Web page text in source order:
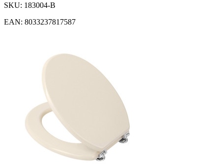
SKU: 183004-B
EAN: 8033237817587